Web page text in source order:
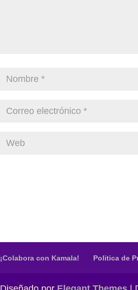
¡Colabora con Kamala! Politica de